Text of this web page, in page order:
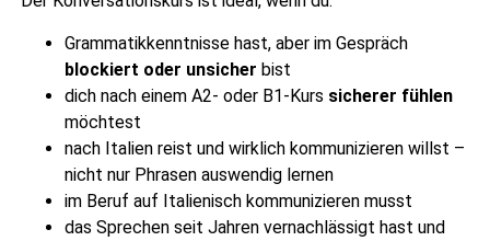
Grammatikkenntnisse hast, aber im Gespräch
blockiert oder unsicher bist
dich nach einem A2- oder B1-Kurs sicherer fühlen
möchtest
nach Italien reist und wirklich kommunizieren willst –
nicht nur Phrasen auswendig lernen
im Beruf auf Italienisch kommunizieren musst
das Sprechen seit Jahren vernachlässigt hast und